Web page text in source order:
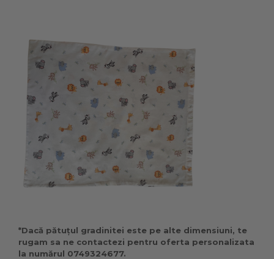
*Dacă pătuțul gradinitei este pe alte dimensiuni, te
rugam sa ne contactezi pentru oferta personalizata
la numărul 0749324677.